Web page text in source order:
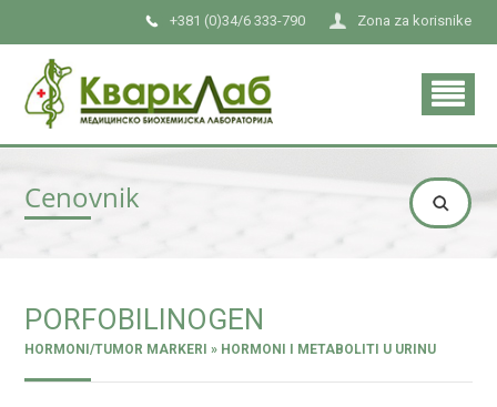
Zona za korisnike
+381 (0)34/6 333-790
Cenovnik
PORFOBILINOGEN
HORMONI/TUMOR MARKERI » HORMONI I METABOLITI U URINU